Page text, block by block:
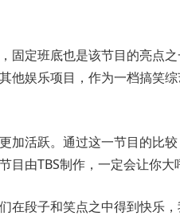
固定班底也是该节目的亮点
他娱乐项目，作为一档搞笑
活跃。通过这一节目的比较
目由TBS制作，一定会让你大
在段子和笑点之中得到快乐